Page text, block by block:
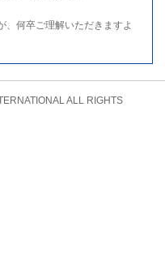
、何卒ご理解いただきますよ